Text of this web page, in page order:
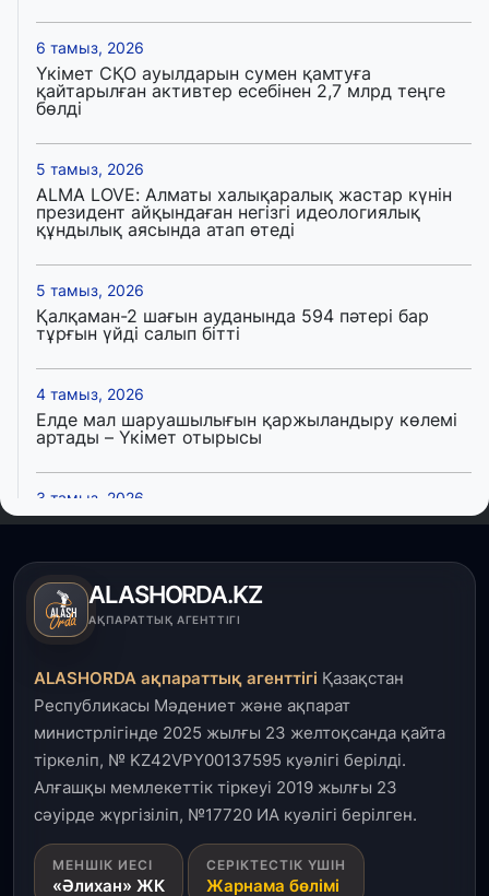
6 тамыз, 2026
Үкімет СҚО ауылдарын сумен қамтуға
қайтарылған активтер есебінен 2,7 млрд теңге
бөлді
5 тамыз, 2026
ALMA LOVE: Алматы халықаралық жастар күнін
президент айқындаған негізгі идеологиялық
құндылық аясында атап өтеді
5 тамыз, 2026
Қалқаман-2 шағын ауданында 594 пәтері бар
тұрғын үйді салып бітті
4 тамыз, 2026
Елде мал шаруашылығын қаржыландыру көлемі
артады – Үкімет отырысы
3 тамыз, 2026
Өңірлерде жаңа вокзалдар, су құбыры,
пайдалануға берілді
3 тамыз, 2026
салынып жатыр
1 тамыз, 2026
Кинопоиск Қазақстан азаматтарының ең
танымал онлайн-кинотеатрына айналды
31 шілде, 2026
Ақмола облысындағы кездесуде кәсіпкерлер мен
ұстаздар «Әділет» партиясына өз ұсыныстарын
ALASHORDA.KZ
АҚПАРАТТЫҚ АГЕНТТІГІ
ALASHORDA ақпараттық агенттігі Қазақстан
Республикасы Мәдениет және ақпарат
министрлігінде 2025 жылғы 23 желтоқсанда қайта
тіркеліп, № KZ42VPY00137595 куәлігі берілді.
Алғашқы мемлекеттік тіркеуі 2019 жылғы 23
сәуірде жүргізіліп, №17720 ИА куәлігі берілген.
МЕНШІК ИЕСІ
«Әлихан» ЖК
СЕРІКТЕСТІК ҮШІН
Жарнама бөлімі